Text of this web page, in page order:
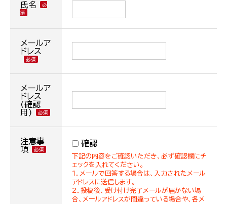
氏名
メールア
ドレス
メールア
ドレス
(確認
用)
注意事
項
確認
下記の内容をご確認いただき、必ず確認欄にチ
ェックを入れてください。
１．メールで回答する場合は、入力されたメール
アドレスに送信します。
２．投稿後、受け付け完了メールが届かない場
合、メールアドレスが間違っている場合や、各メ